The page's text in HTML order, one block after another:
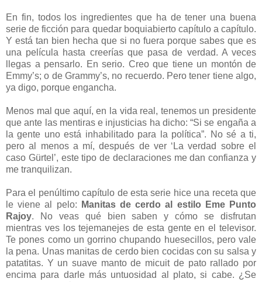
En fin, todos los ingredientes que ha de tener una buena
serie de ficción para quedar boquiabierto capítulo a capítulo.
Y está tan bien hecha que si no fuera porque sabes que es
una película hasta creerías que pasa de verdad. A veces
llegas a pensarlo. En serio. Creo que tiene un montón de
Emmy’s; o de Grammy’s, no recuerdo. Pero tener tiene algo,
ya digo, porque engancha.
Menos mal que aquí, en la vida real, tenemos un presidente
que ante las mentiras e injusticias ha dicho: “Si se engaña a
la gente uno está inhabilitado para la política”. No sé a ti,
pero al menos a mí, después de ver ‘La verdad sobre el
caso Gürtel’, este tipo de declaraciones me dan confianza y
me tranquilizan.
Para el penúltimo capítulo de esta serie hice una receta que
le viene al pelo:
Manitas de cerdo al estilo Eme Punto
Rajoy. No veas qué bien saben y cómo se disfrutan
mientras ves los tejemanejes de esta gente en el televisor.
Te pones como un gorrino chupando huesecillos, pero vale
la pena. Unas manitas de cerdo bien cocidas con su salsa y
patatitas. Y un suave manto de micuit de pato rallado por
encima para darle más untuosidad al plato, si cabe. ¿Se